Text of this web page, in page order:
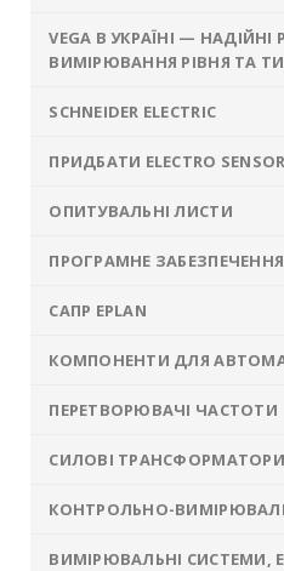
VEGA В УКРАЇНІ —
ВИМІРЮВАННЯ РІВНЯ ТА
SCHNEIDER ELECTRIC
ПРИДБАТИ ELECTRO
ОПИТУВАЛЬНІ ЛИСТИ
ПРОГРАМНЕ ЗАБЕЗПЕЧЕННЯ
САПР EPLAN
КОМПОНЕНТИ ДЛЯ
ПЕРЕТВОРЮВАЧІ ЧАСТОТИ
СИЛОВІ ТРАНСФОРМАТОРИ
КОНТРОЛЬНО-
ВИМІРЮВАЛЬНІ СИСТЕМИ,